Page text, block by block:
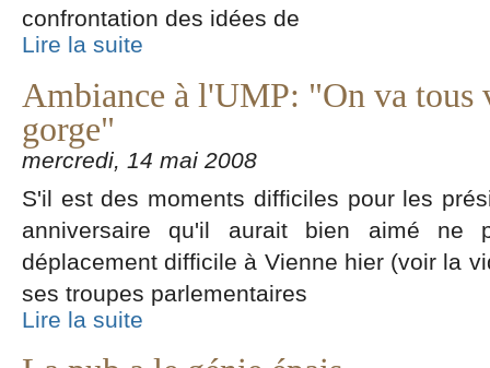
confrontation des idées de
Lire la suite
Ambiance à l'UMP: "On va tous
gorge"
mercredi, 14 mai 2008
S'il est des moments difficiles pour les
anniversaire qu'il aurait bien aimé ne
déplacement difficile à Vienne hier (voir la
ses troupes parlementaires
Lire la suite